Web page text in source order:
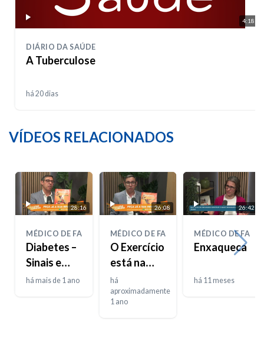
4:18
DIÁRIO DA SAÚDE
A Tuberculose
há 20 dias
VÍDEOS RELACIONADOS
28:16
MÉDICO DE FAMÍLIA
Diabetes –
Sinais e
sintomas
há mais de 1 ano
26:08
MÉDICO DE FAMÍLIA
O Exercício
está na
moda
há
aproximadamente
1 ano
26:42
MÉDICO DE
Enxaqueca
há 11 meses